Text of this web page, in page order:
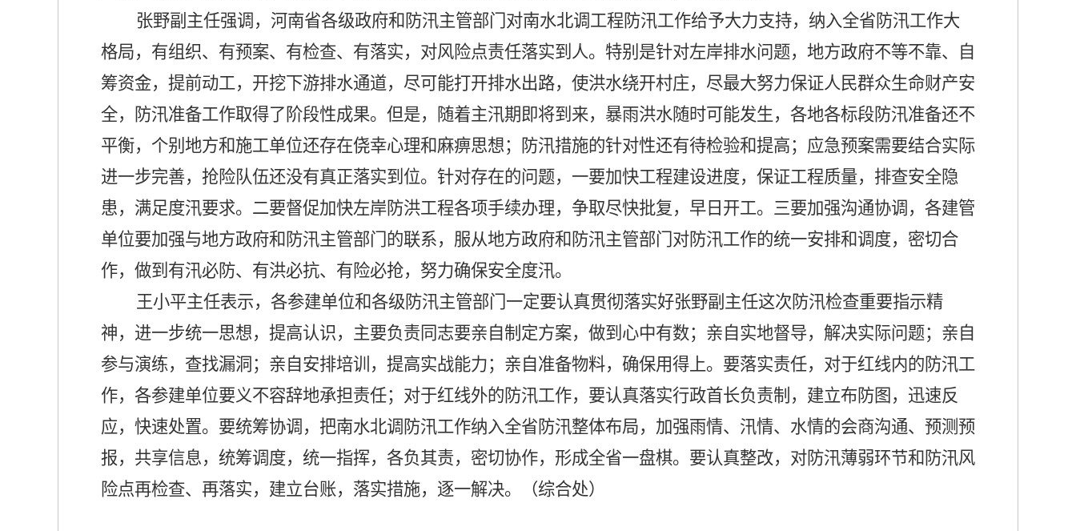
张野副主任强调，河南省各级政府和防汛主管部门对南水北调工程防汛工作给予大力支持，纳入全省防汛工作大
格局，有组织、有预案、有检查、有落实，对风险点责任落实到人。特别是针对左岸排水问题，地方政府不等不靠、自
筹资金，提前动工，开挖下游排水通道，尽可能打开排水出路，使洪水绕开村庄，尽最大努力保证人民群众生命财产安
全，防汛准备工作取得了阶段性成果。但是，随着主汛期即将到来，暴雨洪水随时可能发生，各地各标段防汛准备还不
平衡，个别地方和施工单位还存在侥幸心理和麻痹思想；防汛措施的针对性还有待检验和提高；应急预案需要结合实际
进一步完善，抢险队伍还没有真正落实到位。针对存在的问题，一要加快工程建设进度，保证工程质量，排查安全隐
患，满足度汛要求。二要督促加快左岸防洪工程各项手续办理，争取尽快批复，早日开工。三要加强沟通协调，各建管
单位要加强与地方政府和防汛主管部门的联系，服从地方政府和防汛主管部门对防汛工作的统一安排和调度，密切合
作，做到有汛必防、有洪必抗、有险必抢，努力确保安全度汛。
王小平主任表示，各参建单位和各级防汛主管部门一定要认真贯彻落实好张野副主任这次防汛检查重要指示精
神，进一步统一思想，提高认识，主要负责同志要亲自制定方案，做到心中有数；亲自实地督导，解决实际问题；亲自
参与演练，查找漏洞；亲自安排培训，提高实战能力；亲自准备物料，确保用得上。要落实责任，对于红线内的防汛工
作，各参建单位要义不容辞地承担责任；对于红线外的防汛工作，要认真落实行政首长负责制，建立布防图，迅速反
应，快速处置。要统筹协调，把南水北调防汛工作纳入全省防汛整体布局，加强雨情、汛情、水情的会商沟通、预测预
报，共享信息，统筹调度，统一指挥，各负其责，密切协作，形成全省一盘棋。要认真整改，对防汛薄弱环节和防汛风
险点再检查、再落实，建立台账，落实措施，逐一解决。（综合处）